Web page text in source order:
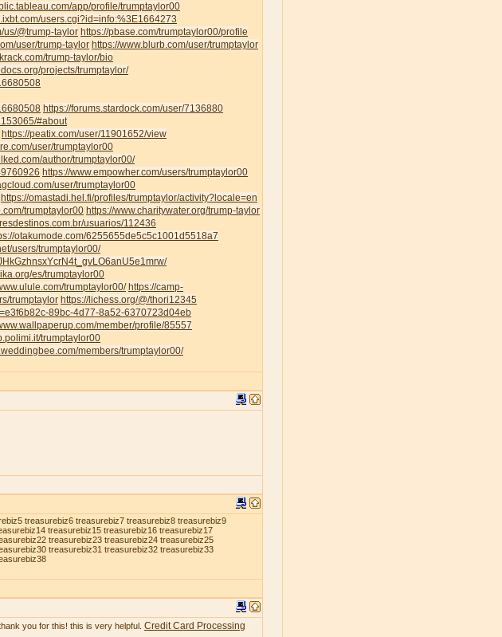
app/profile/trumptaylor00
users.cgi?id=info:%3E1664273
us/@trump-taylor https://pbase.com/trumptaylor00/profile
user/trump-taylor https://www.blurb.com/user/trumptaylor
trump-taylor/bio
projects/trumptaylor/
https://forums.stardock.com/user/7136880
#about
https://peatix.com/user/11901652/view
user/trumptaylor00
author/trumptaylor00/
https://www.empowher.com/users/trumptaylor00
user/trumptaylor00
https://omastadi.hel.fi/profiles/trumptaylor/activity?locale=en
trumptaylor00 https://www.charitywater.org/trump-taylor
usuarios/112436
otakumode.com/6255655de5c5c1001d5518a7
users/trumptaylor00/
es/trumptaylor00
trumptaylor00/ https://camp-
trumptaylor https://lichess.org/@/thori12345
89bc-4d77-8a52-6370723d04eb
member/profile/85557
trumptaylor00
members/trumptaylor00/
treasurebiz6 treasurebiz7 treasurebiz8 treasurebiz9
treasurebiz15 treasurebiz16 treasurebiz17
treasurebiz23 treasurebiz24 treasurebiz25
treasurebiz31 treasurebiz32 treasurebiz33
you for this! this is very helpful. Credit Card Processing